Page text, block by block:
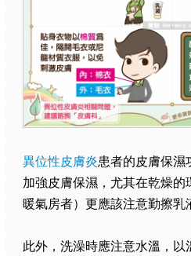
異位性皮膚炎患者的皮膚保濕
加強皮膚保濕，尤其在乾燥
暖氣房者）更應該注意勤擦乳
此外，洗澡時應注意水溫，